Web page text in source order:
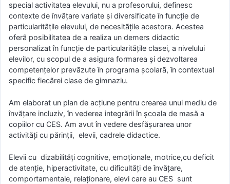
special activitatea elevului, nu a profesorului, definesc
contexte de învãţare variate şi diversificate în funcţie de
particularitãţile elevului, de necesitãţile acestora. Acestea
oferã posibilitatea de a realiza un demers didactic
personalizat în funcţie de particularitãţile clasei, a nivelului
elevilor, cu scopul de a asigura formarea şi dezvoltarea
competenţelor prevãzute în programa şcolarã, în contextual
specific fiecãrei clase de gimnaziu.
Am elaborat un plan de acțiune pentru crearea unui mediu de
învățare incluziv, în vederea integrării în școala de masă a
copiilor cu CES. Am avut în vedere desfășurarea unor
activități cu părinții, elevii, cadrele didactice.
Elevii cu dizabilități cognitive, emoționale, motrice,cu deficit
de atenție, hiperactivitate, cu dificultăți de învățare,
comportamentale, relaționare, elevi care au CES sunt